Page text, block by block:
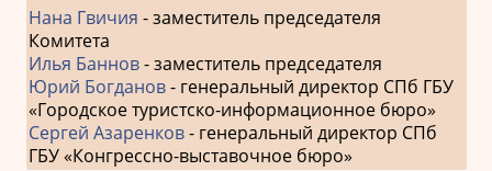
Нана Гвичия - заместитель председателя
Комитета
Илья Баннов- заместитель председателя
Юрий Богданов- генеральный директор СПб ГБУ
«Городское туристско-информационное бюро»
Сергей Азаренков- генеральный директор СПб
ГБУ «Конгрессно-выставочное бюро»